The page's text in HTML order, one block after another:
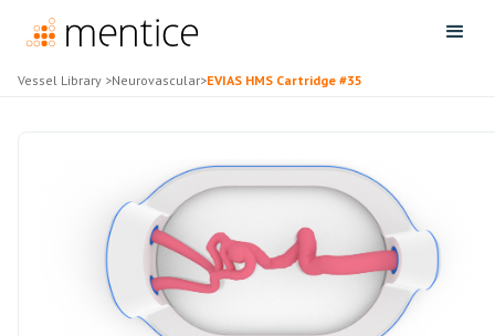
Vessel Library >Neurovascular>EVIAS HMS Cartridge #35